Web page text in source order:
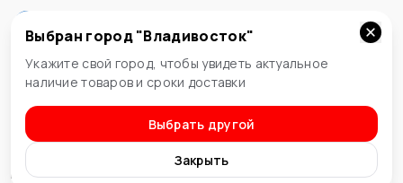
Владивосток
Выбран город "Владивосток"
Укажите свой город, чтобы увидеть актуальное
наличие товаров и сроки доставки
Выбрать другой
Закрыть
Керамогранит